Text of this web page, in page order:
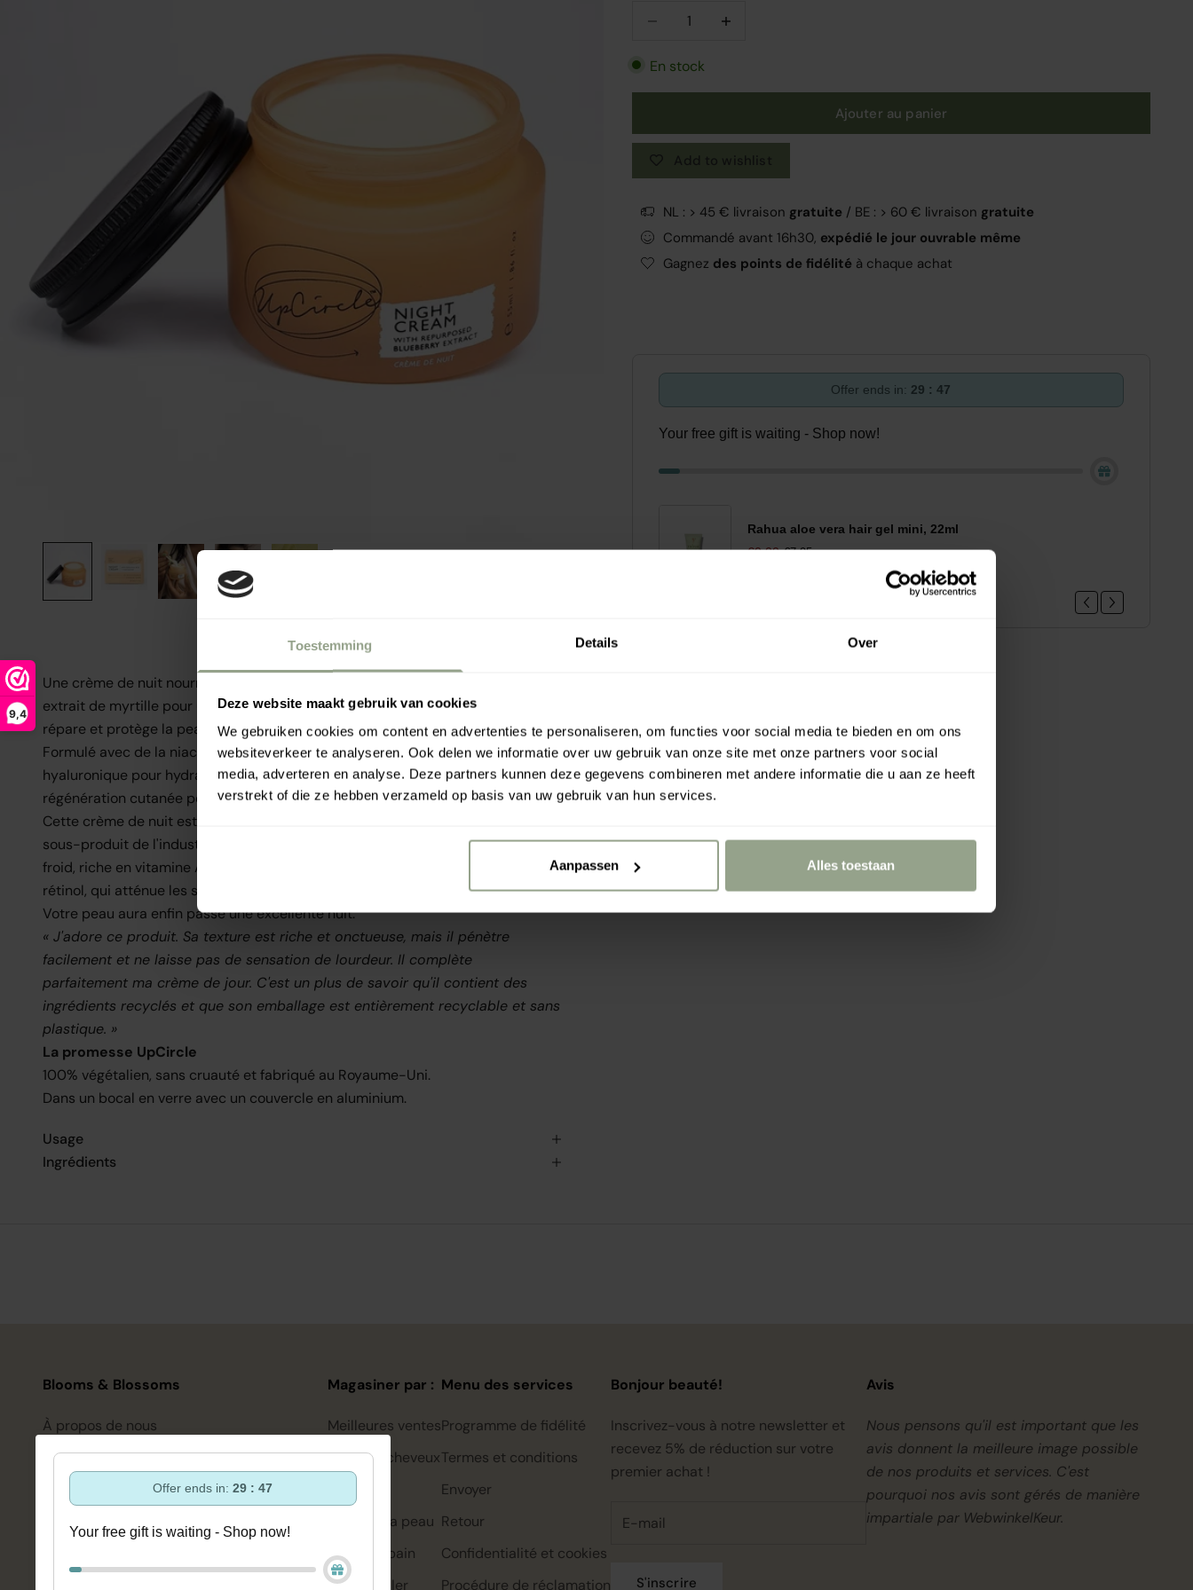
Toestemming Details Over
Deze website maakt gebruik van cookies
We gebruiken cookies om content en advertenties te personaliseren, om functies voor social media te bieden en om ons
websiteverkeer te analyseren. Ook delen we informatie over uw gebruik van onze site met onze partners voor social
media, adverteren en analyse. Deze partners kunnen deze gegevens combineren met andere informatie die u aan ze heeft
verstrekt of die ze hebben verzameld op basis van uw gebruik van hun services.
Aanpassen Alles toestaan
9,4
Diminuer la quantité
En stock
Ajouter au panier
NL : > 45 € livraison gratuite / BE : > 60 € livraison gratuite
Commandé avant 16h30, expédié le jour ouvrable même
Gagnez des points de fidélité à chaque achat
Offer ends in: 29 : 47
Your free gift is waiting - Shop now!
Rahua aloe vera hair gel mini, 22ml
€0.00 €7.95
Une crème de nuit nourrissante et sans parfum, enrichie en niacinamide et en
extrait de myrtille pour une peau régénérée. Douce et sans parfum, elle nourrit,
répare et protège la peau. Convient à tous les types de peau.
Formulé avec de la niacinamide régénérante pour unifier le teint, de l'acide
hyaluronique pour hydrater et de l'huile de rose musquée pour favoriser la
régénération cutanée pendant la nuit.
Cette crème de nuit est formulée à base d'extrait de myrtilles recyclées, un
sous-produit de l'industrie du jus, riche en antioxydants. Cet extrait pressé à
froid, riche en vitamine A, protège des rayons UV et est une source de pro-
rétinol, qui atténue les signes du vieillissement cutané.
Votre peau aura enfin passé une excellente nuit.
« J'adore ce produit. Sa texture est riche et onctueuse, mais il pénètre
facilement et ne laisse pas de sensation de lourdeur. Il complète
parfaitement ma crème de jour. C'est un plus de savoir qu'il contient des
ingrédients recyclés et que son emballage est entièrement recyclable et sans
plastique. »
La promesse UpCircle
100% végétalien, sans cruauté et fabriqué au Royaume-Uni.
Dans un bocal en verre avec un couvercle en aluminium.
Usage
Ingrédients
Blooms & Blossoms
À propos de nous
Assistance et conseils via :
+3188-6063800
Lun-Ven 08:30 - 16:45
Ou via notre formulaire de contact
Magasiner par :
Meilleures ventes
Soin des cheveux
Soins de la peau
Corps et bain
Se maquiller
Menu des services
Programme de fidélité
Termes et conditions
Envoyer
Retour
Confidentialité et cookies
Procédure de réclamation
Bonjour beauté!
Inscrivez-vous à notre newsletter et
recevez 5% de réduction sur votre
premier achat !
S'inscrire
Avis
Nous pensons qu'il est important que les
avis donnent la meilleure image possible
de nos produits et services. C'est
pourquoi nos avis sont gérés de manière
impartiale par WebwinkelKeur.
Offer ends in:29 : 47
Your free gift is waiting - Shop now!